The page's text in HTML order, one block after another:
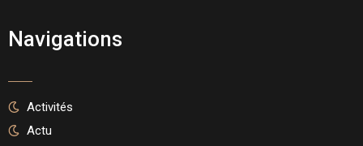
Navigations
Activités
Actu